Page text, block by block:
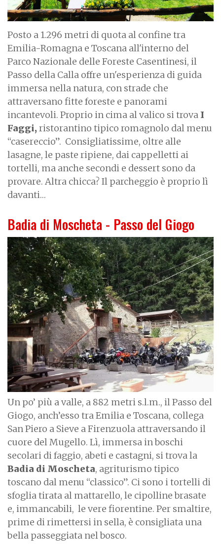
Posto a 1.296 metri di quota al confine tra
Emilia-Romagna e Toscana all'interno del
Parco Nazionale delle Foreste Casentinesi, il
Passo della Calla offre un'esperienza di guida
immersa nella natura, con strade che
attraversano fitte foreste e panorami
incantevoli. Proprio in cima al valico si trova I
Faggi,ristorantino tipico romagnolo dal menu
“casereccio”. Consigliatissime, oltre alle
lasagne, le paste ripiene, dai cappelletti ai
tortelli, ma anche secondi e dessert sono da
provare. Altra chicca? Il parcheggio è proprio lì
davanti…
Badia di Moscheta - Passo del Giogo
Un po’ più a valle, a 882 metri s.l.m., il Passo del
Giogo, anch’esso tra Emilia e Toscana, collega
San Piero a Sieve a Firenzuola attraversando il
cuore del Mugello. Lì, immersa in boschi
secolari di faggio, abeti e castagni, si trova la
Badia di Moscheta, agriturismo tipico
toscano dal menu “classico”. Ci sono i tortelli di
sfoglia tirata al mattarello, le cipolline brasate
e, immancabili, le vere fiorentine. Per smaltire,
prime di rimettersi in sella, è consigliata una
bella passeggiata nel bosco.